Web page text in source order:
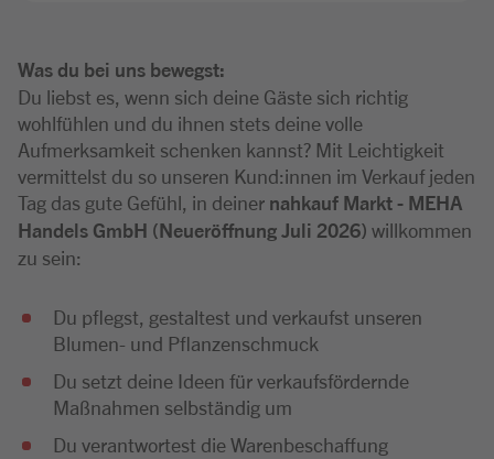
Was du bei uns bewegst:
Du liebst es, wenn sich deine Gäste sich richtig
wohlfühlen und du ihnen stets deine volle
Aufmerksamkeit schenken kannst? Mit Leichtigkeit
vermittelst du so unseren Kund:innen im Verkauf jeden
Tag das gute Gefühl, in deiner nahkauf Markt - MEHA
Handels GmbH (Neueröffnung Juli 2026) willkommen
zu sein:
Du pflegst, gestaltest und verkaufst unseren
Blumen- und Pflanzenschmuck
Du setzt deine Ideen für verkaufsfördernde
Maßnahmen selbständig um
Du verantwortest die Warenbeschaffung